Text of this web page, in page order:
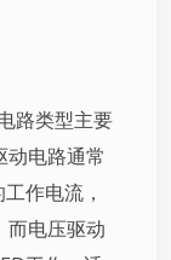
路类型主要
动电路通常
作电流，
而电压驱动